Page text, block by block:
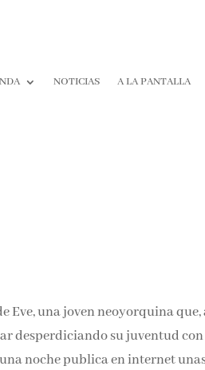
NOTICIAS A LA PANTALLA
Eve, una joven neoyorquina que,
desperdiciando su juventud
noche publica en internet